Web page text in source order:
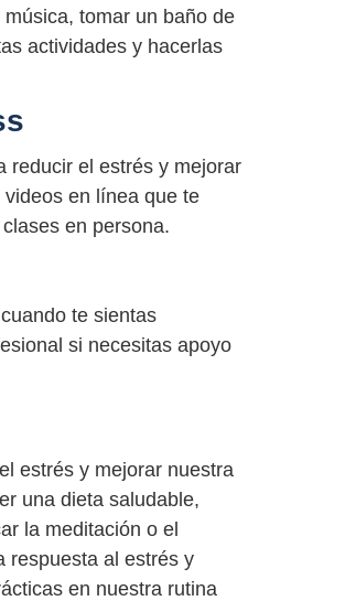
tomar un baño de
actividades y hacerlas
reducir el estrés y mejorar
en línea que te
en persona.
te sientas
si necesitas apoyo
estrés y mejorar nuestra
una dieta saludable,
la meditación o el
respuesta al estrés y
en nuestra rutina